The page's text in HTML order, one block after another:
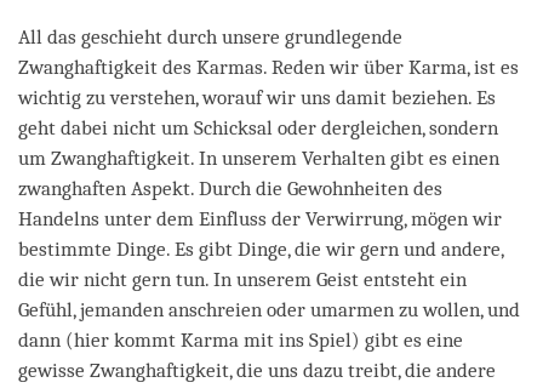
All das geschieht durch unsere grundlegende
Zwanghaftigkeit des Karmas. Reden wir über Karma, ist es
wichtig zu verstehen, worauf wir uns damit beziehen. Es
geht dabei nicht um Schicksal oder dergleichen, sondern
um Zwanghaftigkeit. In unserem Verhalten gibt es einen
zwanghaften Aspekt. Durch die Gewohnheiten des
Handelns unter dem Einfluss der Verwirrung, mögen wir
bestimmte Dinge. Es gibt Dinge, die wir gern und andere,
die wir nicht gern tun. In unserem Geist entsteht ein
Gefühl, jemanden anschreien oder umarmen zu wollen, und
dann (hier kommt Karma mit ins Spiel) gibt es eine
gewisse Zwanghaftigkeit, die uns dazu treibt, die andere